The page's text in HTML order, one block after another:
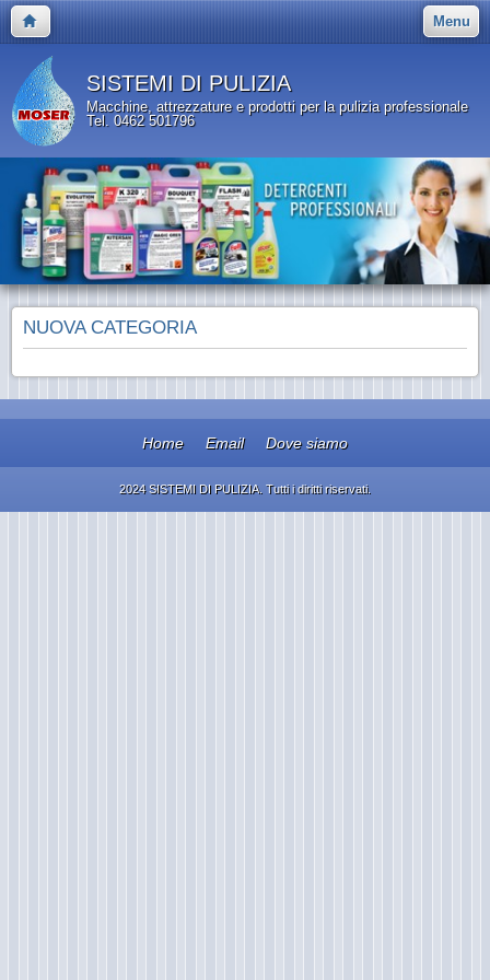
Menu
SISTEMI DI PULIZIA
Macchine, attrezzature e prodotti per la pulizia professionale
Tel. 0462 501796
NUOVA CATEGORIA
Home Email Dove siamo
2024 SISTEMI DI PULIZIA. Tutti i diritti riservati.